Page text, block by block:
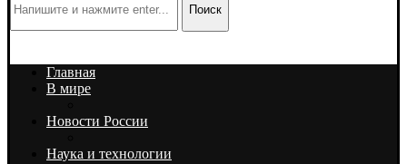
Поиск
Главная
В мире
Новости России
Наука и технологии